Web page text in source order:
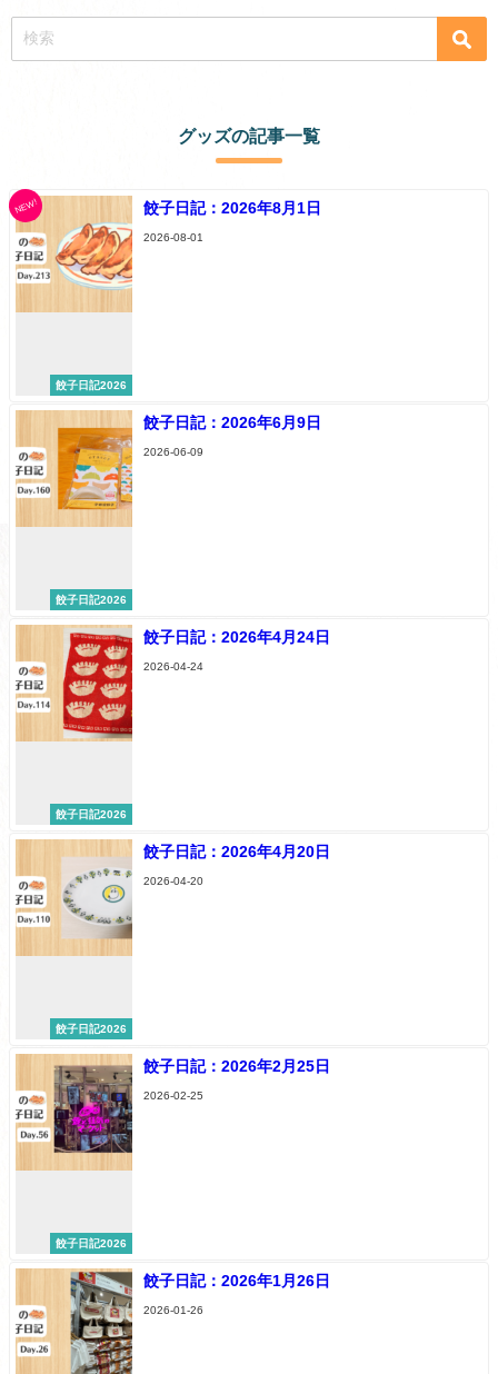
グッズの記事一覧
NEW!
餃子日記2026
餃子日記：2026年8月1日
2026-08-01
餃子日記2026
餃子日記：2026年6月9日
2026-06-09
餃子日記2026
餃子日記：2026年4月24日
2026-04-24
餃子日記2026
餃子日記：2026年4月20日
2026-04-20
餃子日記2026
餃子日記：2026年2月25日
2026-02-25
餃子日記：2026年1月26日
2026-01-26